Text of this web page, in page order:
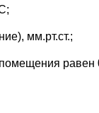
мм.рт.ст.;